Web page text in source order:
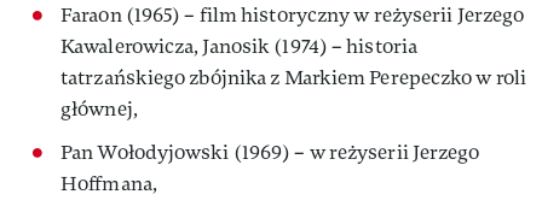
Faraon (1965) – film historyczny w reżyserii Jerzego
Kawalerowicza, Janosik (1974) – historia
tatrzańskiego zbójnika z Markiem Perepeczko w roli
głównej,
Pan Wołodyjowski (1969) – w reżyserii Jerzego
Hoffmana,